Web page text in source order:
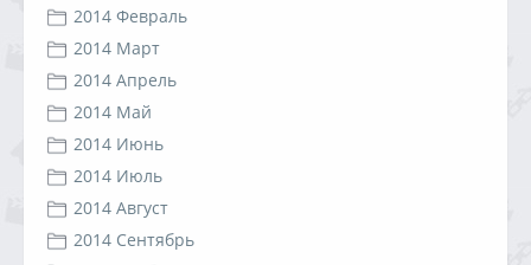
2014 Февраль
2014 Март
2014 Апрель
2014 Май
2014 Июнь
2014 Июль
2014 Август
2014 Сентябрь